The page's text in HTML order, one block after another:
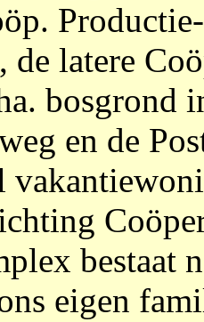
de latere
bosgrond
en de
bestaat
eigen